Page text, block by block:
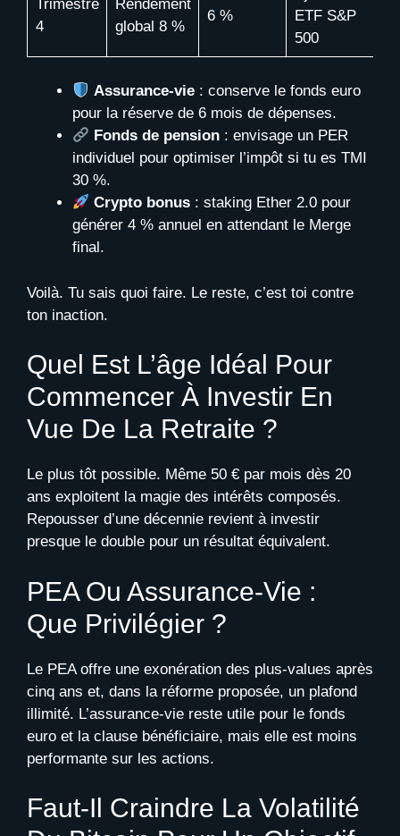
Trimestre
4
Rendement
global 8 %
6 %
ETF S&P
500
Assurance-vie : conserve le fonds euro
pour la réserve de 6 mois de dépenses.
Fonds de pension : envisage un PER
individuel pour optimiser l’impôt si tu es TMI
30 %.
Crypto bonus : staking Ether 2.0 pour
générer 4 % annuel en attendant le Merge
final.
Voilà. Tu sais quoi faire. Le reste, c’est toi contre
ton inaction.
Quel Est L’âge Idéal Pour
Commencer À Investir En
Vue De La Retraite ?
Le plus tôt possible. Même 50 € par mois dès 20
ans exploitent la magie des intérêts composés.
Repousser d’une décennie revient à investir
presque le double pour un résultat équivalent.
PEA Ou Assurance-Vie :
Que Privilégier ?
Le PEA offre une exonération des plus-values après
cinq ans et, dans la réforme proposée, un plafond
illimité. L’assurance-vie reste utile pour le fonds
euro et la clause bénéficiaire, mais elle est moins
performante sur les actions.
Faut-Il Craindre La Volatilité